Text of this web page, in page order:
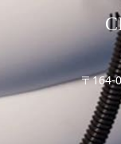
〒164-